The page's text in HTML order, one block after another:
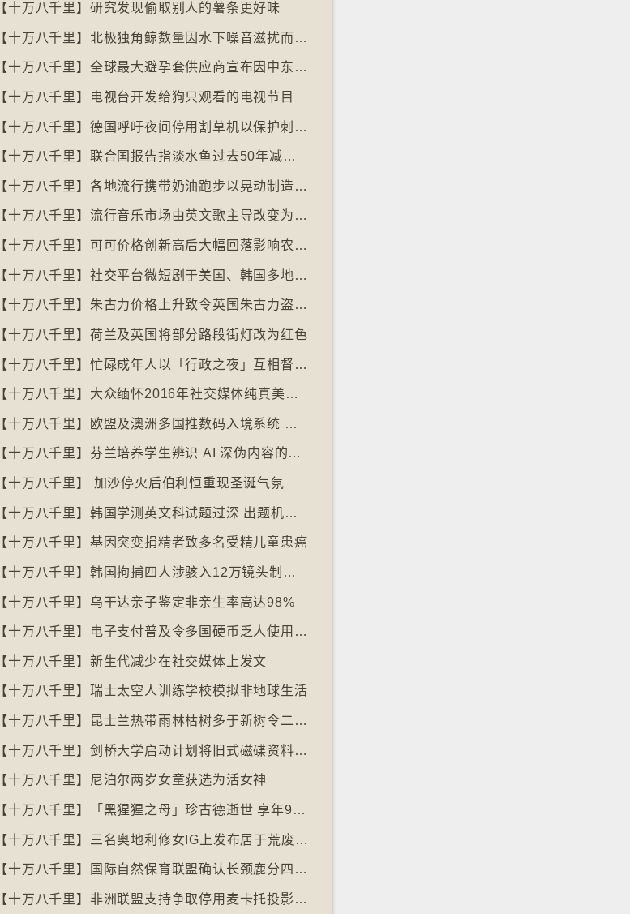
【十万八千里】研究发现偷取别人的薯条更好味
【十万八千里】北极独角鲸数量因水下噪音滋扰而减少
【十万八千里】全球最大避孕套供应商宣布因中东战事涨价
【十万八千里】电视台开发给狗只观看的电视节目
【十万八千里】德国呼吁夜间停用割草机以保护刺猬等动物
【十万八千里】联合国报告指淡水鱼过去50年减少逾八成
【十万八千里】各地流行携带奶油跑步以晃动制造新鲜牛油
【十万八千里】流行音乐市场由英文歌主导改变为多国语言歌曲
【十万八千里】可可价格创新高后大幅回落影响农民生计
【十万八千里】社交平台微短剧于美国、韩国多地掀热潮
【十万八千里】朱古力价格上升致令英国朱古力盗窃案高升
【十万八千里】荷兰及英国将部分路段街灯改为红色
【十万八千里】忙碌成年人以「行政之夜」互相督促完成搁置私务
【十万八千里】大众缅怀2016年社交媒体纯真美好体验
【十万八千里】欧盟及澳洲多国推数码入境系统 毋须护照盖章
【十万八千里】芬兰培养学生辨识 AI 深伪内容的能力
【十万八千里】 加沙停火后伯利恒重现圣诞气氛
【十万八千里】韩国学测英文科试题过深 出题机构院长引咎辞职
【十万八千里】基因突变捐精者致多名受精儿童患癌
【十万八千里】韩国拘捕四人涉骇入12万镜头制色情内容
【十万八千里】乌干达亲子鉴定非亲生率高达98%
【十万八千里】电子支付普及令多国硬币乏人使用甚至停产
【十万八千里】新生代减少在社交媒体上发文
【十万八千里】瑞士太空人训练学校模拟非地球生活
【十万八千里】昆士兰热带雨林枯树多于新树令二氧化碳释出量多于吸收量
【十万八千里】剑桥大学启动计划将旧式磁碟资料存档
【十万八千里】尼泊尔两岁女童获选为活女神
【十万八千里】「黑猩猩之母」珍古德逝世 享年91岁
【十万八千里】三名奥地利修女IG上发布居于荒废修道院情况结果广受欢迎
【十万八千里】国际自然保育联盟确认长颈鹿分四个品种有助制订保育方案
【十万八千里】非洲联盟支持争取停用麦卡托投影法地点